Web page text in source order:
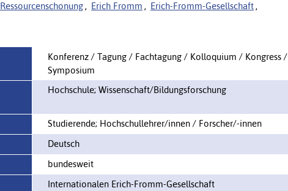
Ressourcenschonung , Erich Fromm , Erich-Fromm-Gesellschaft ,
Konferenz / Tagung / Fachtagung / Kolloquium / Kongress /
Symposium
Hochschule; Wissenschaft/Bildungsforschung
Studierende; Hochschullehrer/innen / Forscher/-innen
Deutsch
bundesweit
Internationalen Erich-Fromm-Gesellschaft